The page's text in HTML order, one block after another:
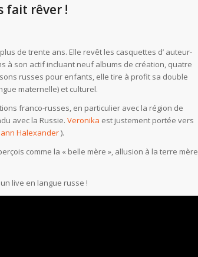
fait rêver !
de trente ans. Elle revêt les casquettes d’ auteur-
à son actif incluant neuf albums de création, quatre
russes pour enfants, elle tire à profit sa double
maternelle) et culturel.
franco-russes, en particulier avec la région de
avec la Russie. Veronika est justement portée vers
Halexander).
comme la « belle mère », allusion à la terre mère
live en langue russe !